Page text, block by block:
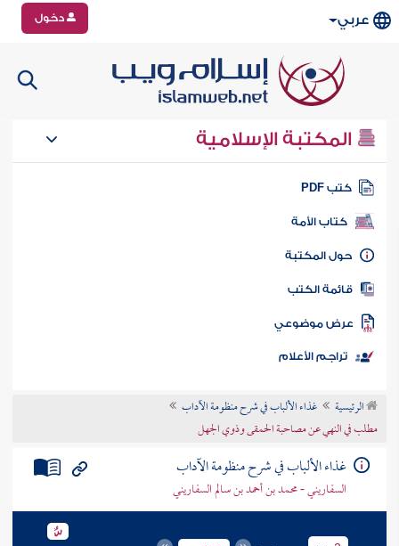
عربي دخول
المكتبة الإسلامية
كتب PDF
كتاب الأمة
المكتبة
الكتب
موضوعي
تراجم الأعلام
الرئيسية
غذاء الألباب في شرح منظومة الآداب
مطلب في النهي عن مصاحبة الحمقى وذوي الجهل
غذاء الألباب في شرح منظومة الآداب
السفاريني - محمد بن أحمد بن سالم السفاريني